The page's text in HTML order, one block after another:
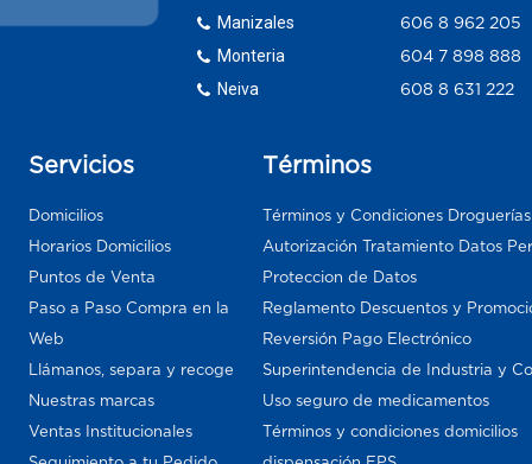
Manizales
Monteria
Neiva
606 8 962 205
604 7 898 888
608 8 631 222
Servicios
Domicilios
Horarios Domicilios
Puntos de Venta
Paso a Paso Compra en la
Web
Llámanos, separa y recoge
Nuestras marcas
Ventas Institucionales
Términos
Términos y Condiciones
Autorización Tratamiento Datos
Proteccion de Datos
Reglamento Descuentos y
Reversión Pago Electrónico
Superintendencia de Industria y
Uso seguro de medicamentos
Términos y condiciones domicilios